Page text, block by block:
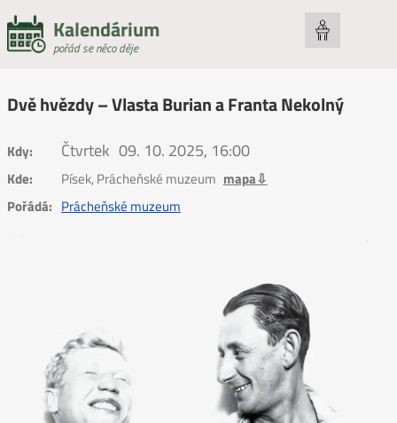
Kalendárium
pořád se něco děje
Dvě hvězdy – Vlasta Burian a Franta Nekolný
Kdy: Čtvrtek 09. 10. 2025, 16:00
Kde: Písek, Prácheňské muzeum mapa⇩
Pořádá: Prácheňské muzeum